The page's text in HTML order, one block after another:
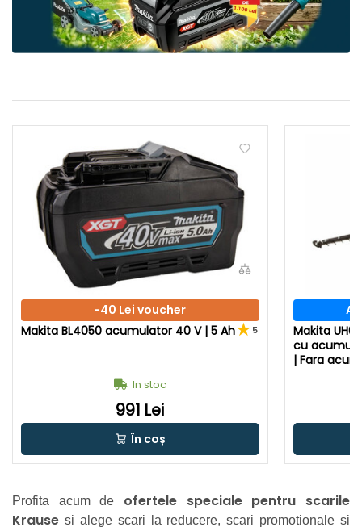
-40 Lei voucher
Makita BL4050 acumulator 40 V | 5 Ah
5
In stoc
991 Lei
În coș
Makita
cu
| Fara
Profita acum de ofertele speciale pentru scarile
Krause si alege scari la reducere, scari promotionale si